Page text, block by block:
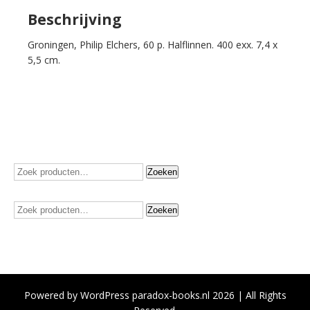
Beschrijving
Groningen, Philip Elchers, 60 p. Halflinnen. 400 exx. 7,4 x
5,5 cm.
Zoeken
naar:
Zoeken
Zoeken
naar:
Zoeken
Powered by WordPress paradox-books.nl 2026 | All Rights